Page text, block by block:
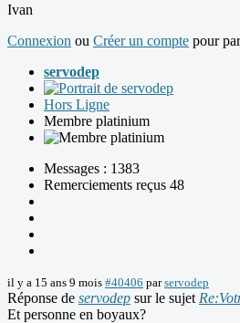
Ivan
Connexion ou Créer un compte pour
servodep
Hors Ligne
Membre platinium
Messages : 1383
Remerciements reçus 48
il y a 15 ans 9 mois #40406 parservodep
Réponse de servodep sur le sujet
Et personne en boyaux?